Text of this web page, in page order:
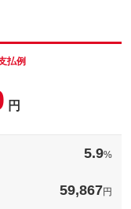
頼（無料）
払例
円
5.9%
59,867円